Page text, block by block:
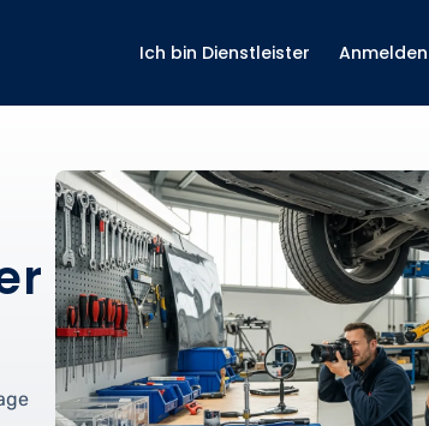
Ich bin Dienstleister Anmelden